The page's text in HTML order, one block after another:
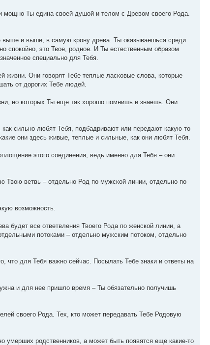
мощно Ты едина своей душой и телом с Древом своего Рода.
выше и выше, в самую крону древа. Ты оказываешься среди
спокойно, это Твое, родное. И Ты естественным образом
специально для Тебя.
жизни. Они говорят Тебе теплые ласковые слова, которые
от дорогих Тебе людей.
но которых Ты еще так хорошо помнишь и знаешь. Они
сильно любят Тебя, подбадривают или передают какую-то
они здесь живые, теплые и сильные, как они любят Тебя.
этого соединения, ведь именно для Тебя – они
ветвь – отдельно Род по мужской линии, отдельно по
возможность.
будет все ответвления Твоего Рода по женской линии, а
потоками – отдельно мужским потоком, отдельно
что для Тебя важно сейчас. Посылать Тебе знаки и ответы на
и для нее пришло время – Ты обязательно получишь
своего Рода. Тех, кто может передавать Тебе Родовую
умерших родственников, а может быть появятся еще какие-то